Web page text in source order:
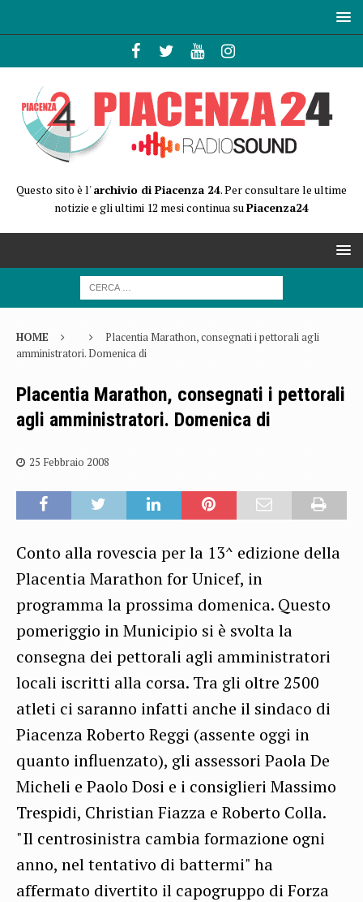
Questo sito è l'archivio di Piacenza 24. Per consultare le ultime
notizie e gli ultimi 12 mesi continua suPiacenza24
HOME
Placentia Marathon, consegnati i pettorali agli
amministratori. Domenica di
Placentia Marathon, consegnati i pettorali
agli amministratori. Domenica di
25 Febbraio 2008
Conto alla rovescia per la 13^ edizione della
Placentia Marathon for Unicef, in
programma la prossima domenica. Questo
pomeriggio in Municipio si è svolta la
consegna dei pettorali agli amministratori
locali iscritti alla corsa. Tra gli oltre 2500
atleti ci saranno infatti anche il sindaco di
Piacenza Roberto Reggi (assente oggi in
quanto influenzato), gli assessori Paola De
Micheli e Paolo Dosi e i consiglieri Massimo
Trespidi, Christian Fiazza e Roberto Colla.
"Il centrosinistra cambia formazione ogni
anno, nel tentativo di battermi" ha
affermato divertito il capogruppo di Forza